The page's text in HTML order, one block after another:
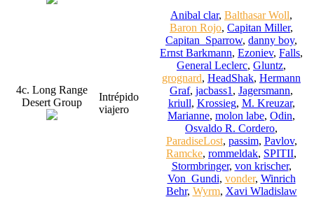
4c. Long Range
Desert Group
Intrépido
viajero
Anibal clar, Balthasar Woll,
Baron Rojo, Capitan Miller,
Capitan_Sparrow, danny boy,
Ernst Barkmann, Ezoniev, Falls,
General Leclerc, Gluntz,
grognard, HeadShak, Hermann
Graf, jacbass1 , Jagersmann,
kriull, Krossieg, M. Kreuzar,
Marianne, molon labe, Odin,
Osvaldo R. Cordero,
ParadiseLost, passim, Pavlov,
Ramcke, rommeldak, SPITII,
Stormbringer, von krischer,
Von_Gundi, vonder, Winrich
Behr, Wyrm, Xavi Wladislaw